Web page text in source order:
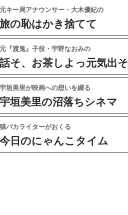
元キー局アナウンサー・大木優紀の
旅の恥はかき捨てて
元『渡鬼』子役・宇野なおみの
話そ、お茶しよっ元気出そ
宇垣美里が映画への想いを綴る
宇垣美里の沼落ちシネマ
猫バカライターがおくる
今日のにゃんこタイム